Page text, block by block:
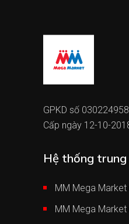
GPKD số
Cấp ngày 12-10-
Hệ thống
MM Mega Market
MM Mega Market